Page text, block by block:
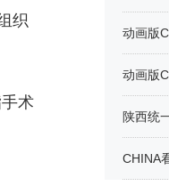
织
术
动画版
动画版
陕西统
CHINA